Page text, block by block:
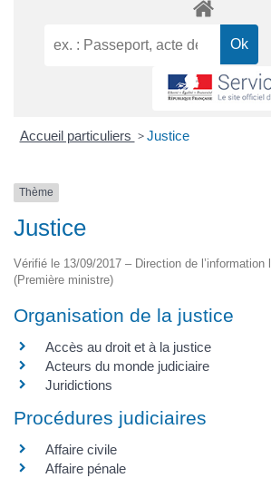
Accueil particuliers > Justice
Thème
Justice
Vérifié le 13/09/2017 – Direction de
(Première ministre)
Organisation de la justice
Accès au droit et à la justice
Acteurs du monde judiciaire
Juridictions
Procédures judiciaires
Affaire civile
Affaire pénale